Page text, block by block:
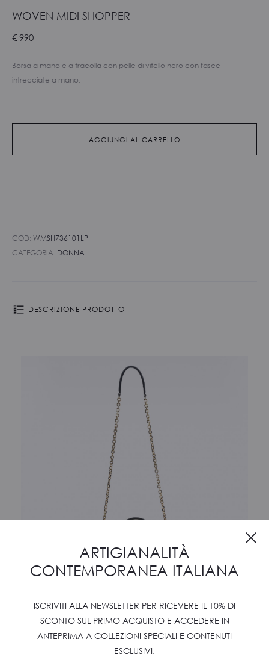
WOVEN MIDI SHOPPER
Borsa a mano e a tracolla con pelle di vitello nero con fasce
intrecciate a mano.
€ 990
AGGIUNGI AL CARRELLO
COD: WMSH736101LP
CATEGORIA: DONNA
DESCRIZIONE PRODOTTO
ARTIGIANALITÀ
CONTEMPORANEA ITALIANA
ISCRIVITI ALLA NEWSLETTER PER RICEVERE IL 10% DI
SCONTO SUL PRIMO ACQUISTO E ACCEDERE IN
ANTEPRIMA A COLLEZIONI SPECIALI E CONTENUTI
ESCLUSIVI.